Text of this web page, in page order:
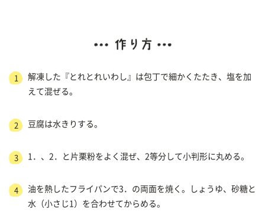
1
解凍した『とれとれいわし』は包丁で細かくたたき、塩を加
えて混ぜる。
2 豆腐は水きりする。
3 1．、2．と片栗粉をよく混ぜ、2等分して小判形に丸める。
4
油を熱したフライパンで3．の両面を焼く。しょうゆ、砂糖と
水（小さじ1）を合わせてからめる。